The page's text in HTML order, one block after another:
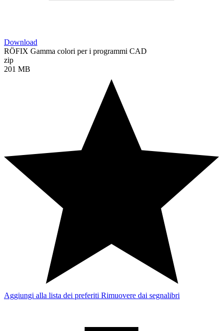
Download
RÖFIX Gamma colori per i programmi CAD
zip
201 MB
Aggiungi alla lista dei preferiti Rimuovere dai segnalibri